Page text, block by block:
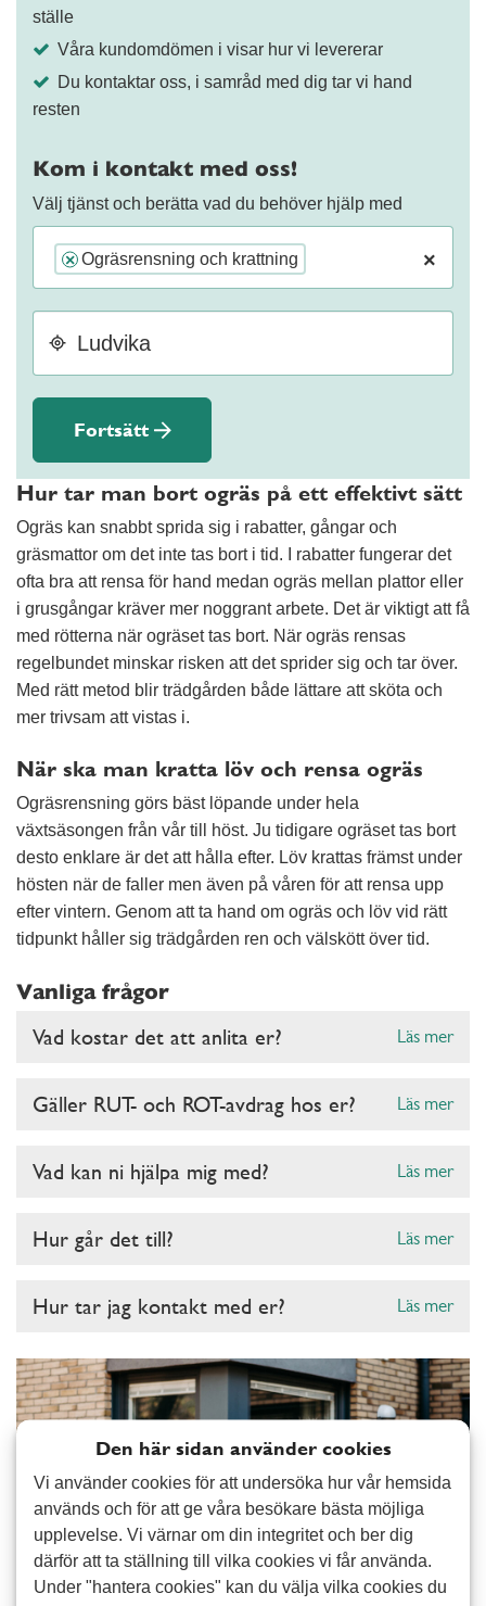
ställe
Våra kundomdömen i visar hur vi levererar
Du kontaktar oss, i samråd med dig tar vi hand
resten
Kom i kontakt med oss!
Välj tjänst och berätta vad du behöver hjälp med
×
× Ogräsrensning och krattning
Fortsätt
Hur tar man bort ogräs på ett effektivt sätt
Ogräs kan snabbt sprida sig i rabatter, gångar och
gräsmattor om det inte tas bort i tid. I rabatter fungerar det
ofta bra att rensa för hand medan ogräs mellan plattor eller
i grusgångar kräver mer noggrant arbete. Det är viktigt att få
med rötterna när ogräset tas bort. När ogräs rensas
regelbundet minskar risken att det sprider sig och tar över.
Med rätt metod blir trädgården både lättare att sköta och
mer trivsam att vistas i.
När ska man kratta löv och rensa ogräs
Ogräsrensning görs bäst löpande under hela
växtsäsongen från vår till höst. Ju tidigare ogräset tas bort
desto enklare är det att hålla efter. Löv krattas främst under
hösten när de faller men även på våren för att rensa upp
efter vintern. Genom att ta hand om ogräs och löv vid rätt
tidpunkt håller sig trädgården ren och välskött över tid.
Vanliga frågor
Vad kostar det att anlita er? Läs mer
Gäller RUT- och ROT-avdrag hos er? Läs mer
Vad kan ni hjälpa mig med? Läs mer
Hur går det till? Läs mer
Hur tar jag kontakt med er? Läs mer
Den här sidan använder cookies
Vi använder cookies för att undersöka hur vår hemsida
används och för att ge våra besökare bästa möjliga
upplevelse. Vi värnar om din integritet och ber dig
därför att ta ställning till vilka cookies vi får använda.
Under "hantera cookies" kan du välja vilka cookies du